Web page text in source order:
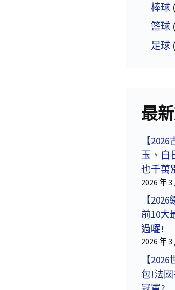
棒球
籃球
足球
最
【
玉、白
也千萬
2026 年 3
【
前10大
過囉!
2026 年 3
【
包!法